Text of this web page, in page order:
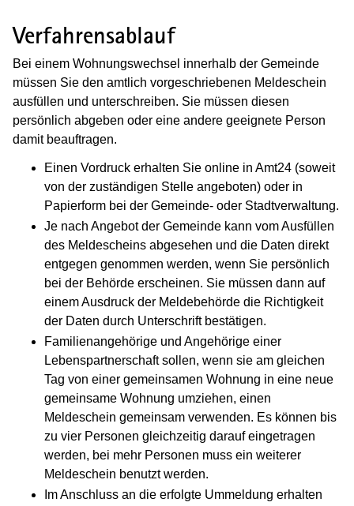
Verfahrensablauf
Bei einem Wohnungswechsel innerhalb der Gemeinde
müssen Sie den amtlich vorgeschriebenen Meldeschein
ausfüllen und unterschreiben. Sie müssen diesen
persönlich abgeben oder eine andere geeignete Person
damit beauftragen.
Einen Vordruck erhalten Sie online in Amt24 (soweit
von der zuständigen Stelle angeboten) oder in
Papierform bei der Gemeinde- oder Stadtverwaltung.
Je nach Angebot der Gemeinde kann vom Ausfüllen
des Meldescheins abgesehen und die Daten direkt
entgegen genommen werden, wenn Sie persönlich
bei der Behörde erscheinen. Sie müssen dann auf
einem Ausdruck der Meldebehörde die Richtigkeit
der Daten durch Unterschrift bestätigen.
Familienangehörige und Angehörige einer
Lebenspartnerschaft sollen, wenn sie am gleichen
Tag von einer gemeinsamen Wohnung in eine neue
gemeinsame Wohnung umziehen, einen
Meldeschein gemeinsam verwenden. Es können bis
zu vier Personen gleichzeitig darauf eingetragen
werden, bei mehr Personen muss ein weiterer
Meldeschein benutzt werden.
Im Anschluss an die erfolgte Ummeldung erhalten